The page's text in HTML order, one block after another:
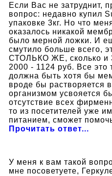
Если Вас не затруднит,
вопрос: недавно купил
упаковке 3кг. Но что
оказалось никакой
было мерной ложки. И
смутило больше всего,
СТОЛЬКО ЖЕ, сколько и
2000 - 1124 руб. Все это
должна быть хотя бы
вроде бы растворяется
организмом усвояется
отсутствие всех
то из посетителей уже
питанием, сможет
Прочитать ответ...
У меня к вам такой
мне посоветуете,